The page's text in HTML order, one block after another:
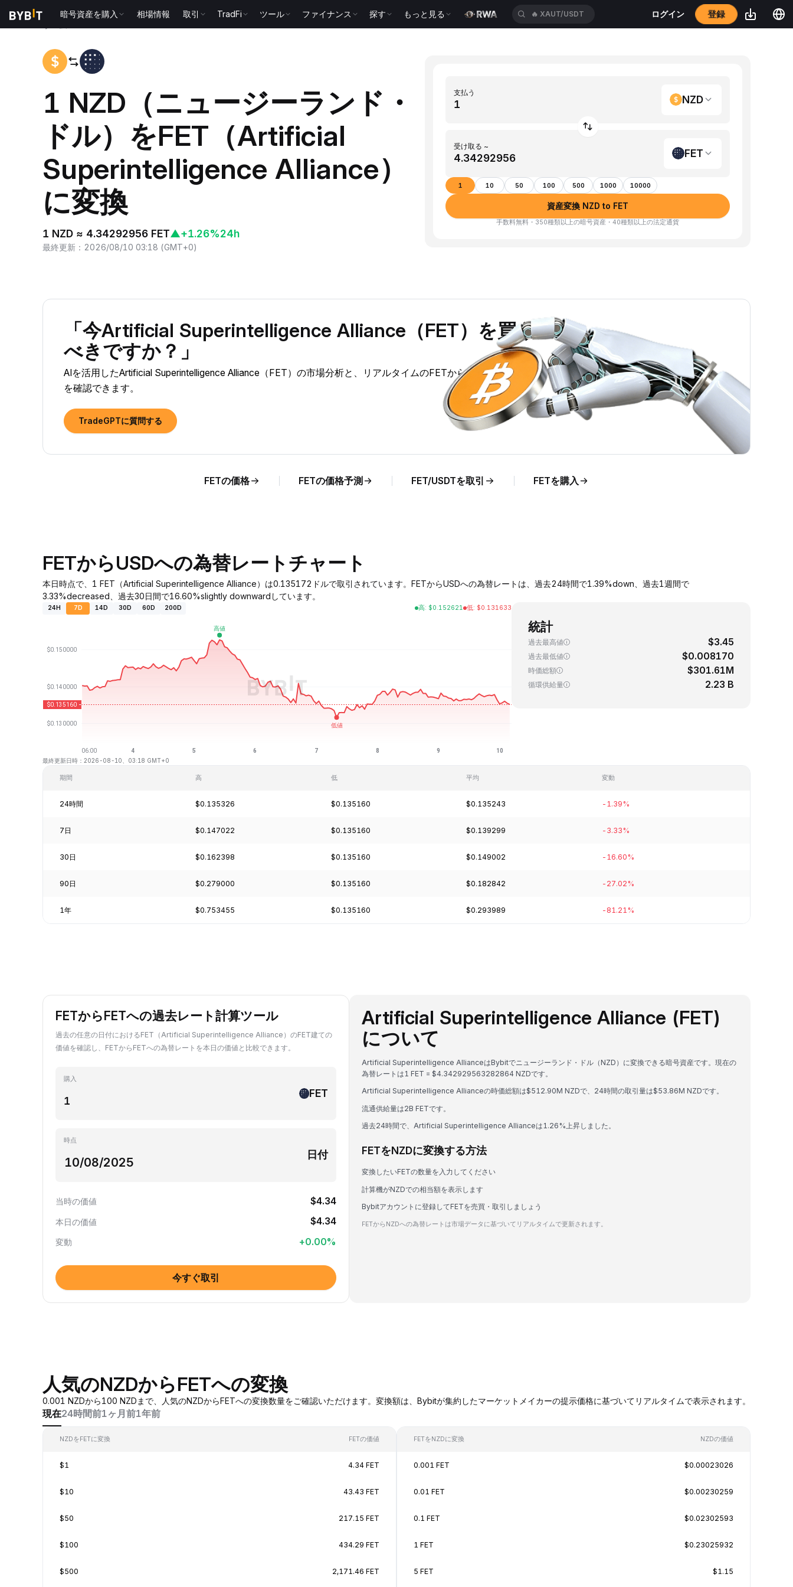
暗号資産を購入 相場情報 取引 TradFi ツール ファイナンス 探す もっと見る 🔥 XAUT/USDT ログイン 登録
1 NZD（ニュージーランド・
ドル）をFET（Artificial
Superintelligence Alliance）
に変換
1 NZD ≈ 4.34292956 FET▲+1.26%24h
最終更新 ： 2026/08/10 03:18 (GMT+0)
支払う
NZD
受け取る ~
FET
1 10 50 100 500 1000 10000
資産変換 NZD to FET
手数料無料・350種類以上の暗号資産・40種類以上の法定通貨
「今Artificial Superintelligence Alliance（FET）を買う
べきですか？」
AIを活用したArtificial Superintelligence Alliance（FET）の市場分析と、リアルタイムのFETからNZDへの価格分析
を確認できます。
TradeGPTに質問する
FETの価格 FETの価格予測 FET/USDTを取引 FETを購入
FETからUSDへの為替レートチャート
本日時点で、1 FET（Artificial Superintelligence Alliance）は0.135172ドルで取引されています。FETからUSDへの為替レートは、過去24時間で1.39%down、過去1週間で
3.33%decreased、過去30日間で16.60%slightly downwardしています。
24H 7D 14D 30D 60D 200D 高: $0.152621 低: $0.131633
最終更新日時：2026-08-10、03:18 GMT+0
統計
過去最高値 $3.45
過去最低値 $0.008170
時価総額 $301.61M
循環供給量 2.23 B
期間 高 低 平均 変動
24時間 $0.135326 $0.135160 $0.135243 -1.39%
7日 $0.147022 $0.135160 $0.139299 -3.33%
30日 $0.162398 $0.135160 $0.149002 -16.60%
90日 $0.279000 $0.135160 $0.182842 -27.02%
1年 $0.753455 $0.135160 $0.293989 -81.21%
FETからFETへの過去レート計算ツール
過去の任意の日付におけるFET（Artificial Superintelligence Alliance）のFET建ての
価値を確認し、FETからFETへの為替レートを本日の価値と比較できます。
購入
FET
時点
日付
当時の価値 $4.34
本日の価値 $4.34
変動 +0.00%
今すぐ取引
Artificial Superintelligence Alliance (FET)
について
Artificial Superintelligence AllianceはBybitでニュージーランド・ドル（NZD）に変換できる暗号資産です。現在の
為替レートは1 FET = $4.342929563282864 NZDです。
Artificial Superintelligence Allianceの時価総額は$512.90M NZDで、24時間の取引量は$53.86M NZDです。
流通供給量は2B FETです。
過去24時間で、Artificial Superintelligence Allianceは1.26%上昇しました。
FETをNZDに変換する方法
変換したいFETの数量を入力してください
計算機がNZDでの相当額を表示します
Bybitアカウントに登録してFETを売買・取引しましょう
FETからNZDへの為替レートは市場データに基づいてリアルタイムで更新されます。
人気のNZDからFETへの変換
0.001 NZDから100 NZDまで、人気のNZDからFETへの変換数量をご確認いただけます。変換額は、Bybitが集約したマーケットメイカーの提示価格に基づいてリアルタイムで表示されます。
現在24時間前1ヶ月前1年前
NZDをFETに変換 FETの価値
$1 4.34 FET
$10 43.43 FET
$50 217.15 FET
$100 434.29 FET
$500 2,171.46 FET
FETをNZDに変換 NZDの価値
0.001 FET $0.00023026
0.01 FET $0.00230259
0.1 FET $0.02302593
1 FET $0.23025932
5 FET $1.15